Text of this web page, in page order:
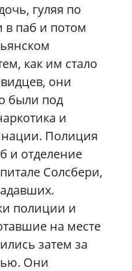
гуляя по
в паб и потом
как им стало
они
были под
и
Полиция
и отделение
Солсбери,
полиции и
на месте
затем за
Они